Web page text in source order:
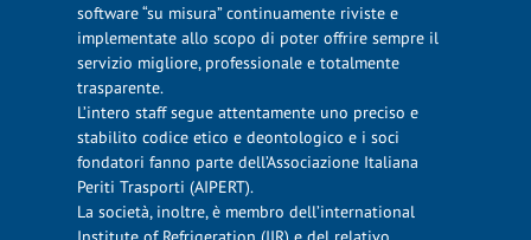
software “su misura” continuamente riviste e
implementate allo scopo di poter offrire sempre il
servizio migliore, professionale e totalmente
trasparente.
L’intero staff segue attentamente uno preciso e
stabilito codice etico e deontologico e i soci
fondatori fanno parte dell’Associazione Italiana
Periti Trasporti (AIPERT).
La società, inoltre, è membro dell’international